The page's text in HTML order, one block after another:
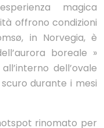
magica
offrono condizioni
in Norvegia, è
boreale »
dell’ovale
durante i mesi
rinomato per